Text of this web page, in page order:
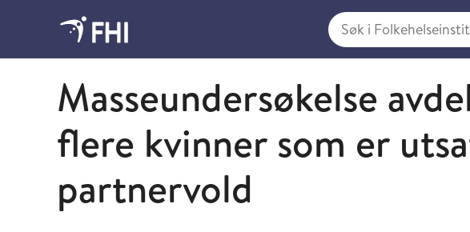
Søk i Folkehelseinstituttet
2015 - publikasjoner fra FHI
Masseundersøkelse
flere kvinner som er
partnervold